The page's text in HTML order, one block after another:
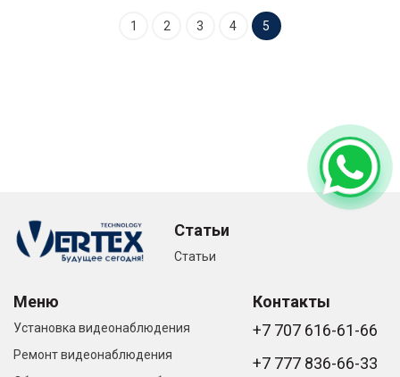
1 2 3 4 5
Статьи
Статьи
Меню
Установка видеонаблюдения
Ремонт видеонаблюдения
Контакты
+7 707 616-61-66
+7 777 836-66-33